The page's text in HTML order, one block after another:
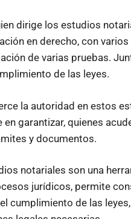
dirige los estudios
en derecho, con
de varias pruebas.
de las leyes.
la autoridad en estos
garantizar, quienes
y documentos.
notariales son una
jurídicos, permite
cumplimiento de las